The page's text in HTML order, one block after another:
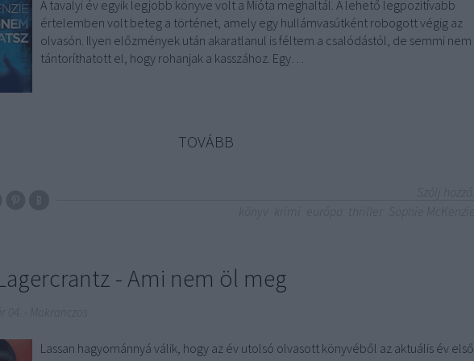
A tavalyi év egyik legjobb könyve volt a Mióta meghaltál. A lehető legpozitívabb
értelemben volt beteg a történet, amely egy hullámvasútként robogott végig az
olvasón. Ilyen előzmények után akaratlanul is féltem a csalódástól, de semmi nem
tántoríthatott el, hogy rohanjak a kasszához. Egy…
TOVÁBB
- Ami nem öl meg
Makranczos
Lassan hagyománnyá válik, hogy az év utolsó olvasott könyvéből az aktuális év első